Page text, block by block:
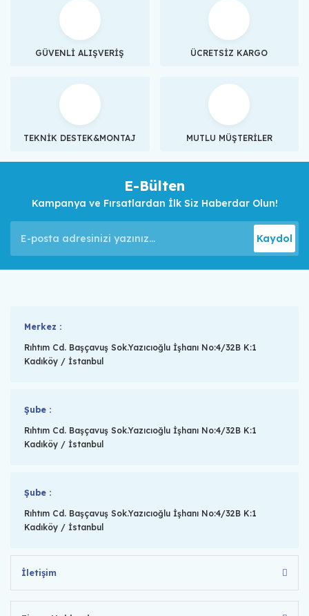
GÜVENLİ ALIŞVERİŞ ÜCRETSİZ KARGO
TEKNİK DESTEK&MONTAJ MUTLU MÜŞTERİLER
E-Bülten
Kampanya ve Fırsatlardan İlk Siz Haberdar Olun!
Kaydol
Merkez :
Rıhtım Cd. Başçavuş Sok.Yazıcıoğlu İşhanı No:4/32B K:1
Kadıköy / İstanbul
Şube :
Rıhtım Cd. Başçavuş Sok.Yazıcıoğlu İşhanı No:4/32B K:1
Kadıköy / İstanbul
Şube :
Rıhtım Cd. Başçavuş Sok.Yazıcıoğlu İşhanı No:4/32B K:1
Kadıköy / İstanbul
İletişim